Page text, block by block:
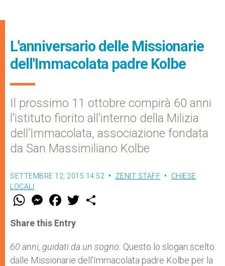
L'anniversario delle Missionarie
dell'Immacolata padre Kolbe
Il prossimo 11 ottobre compirà 60 anni
l’istituto fiorito all’interno della Milizia
dell’Immacolata, associazione fondata
da San Massimiliano Kolbe
SETTEMBRE 12, 2015 14:52 ZENIT STAFF
CHIESE
LOCALI
W
t
s
p
p
M
e
s
e
g
e
r
F
a
e
b
o
k
w
r
Share this Entry
60 anni, guidati da un sogno. Questo lo slogan scelto
dalle Missionarie dell’Immacolata padre Kolbe per la